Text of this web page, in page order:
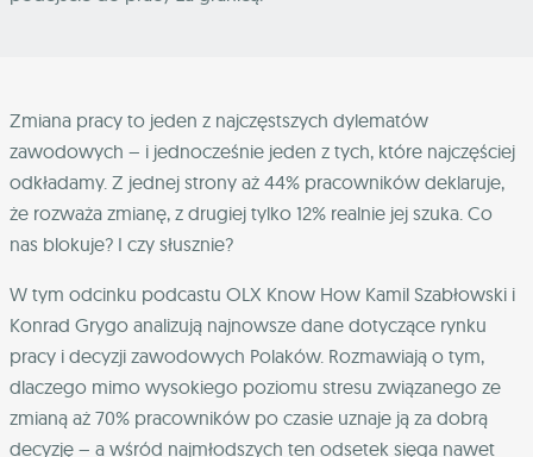
Zmiana pracy to jeden z najczęstszych dylematów
zawodowych – i jednocześnie jeden z tych, które najczęściej
odkładamy. Z jednej strony aż 44% pracowników deklaruje,
że rozważa zmianę, z drugiej tylko 12% realnie jej szuka. Co
nas blokuje? I czy słusznie?
W tym odcinku podcastu OLX Know How Kamil Szabłowski i
Konrad Grygo analizują najnowsze dane dotyczące rynku
pracy i decyzji zawodowych Polaków. Rozmawiają o tym,
dlaczego mimo wysokiego poziomu stresu związanego ze
zmianą aż 70% pracowników po czasie uznaje ją za dobrą
decyzję – a wśród najmłodszych ten odsetek sięga nawet